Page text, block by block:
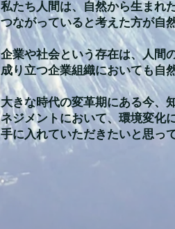
私たち人間は、自然から生まれ
つながっていると考えた方が自
企業や社会という存在は、人間
成り立つ企業組織においても自
大きな時代の変革期にある今、
ネジメントにおいて、環境変化
手に入れていただきたいと思っ